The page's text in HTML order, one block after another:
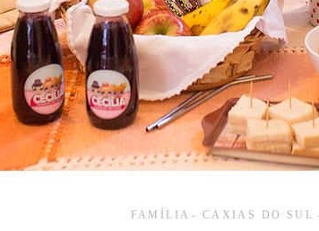
FAMÍLIA CAXIAS DO SUL